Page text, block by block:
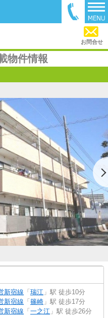
お問合せ
物件情報
新宿線 「 瑞江 」駅 徒歩10分
新宿線 「 篠崎 」駅 徒歩17分
新宿線 「 一之江 」駅 徒歩26分